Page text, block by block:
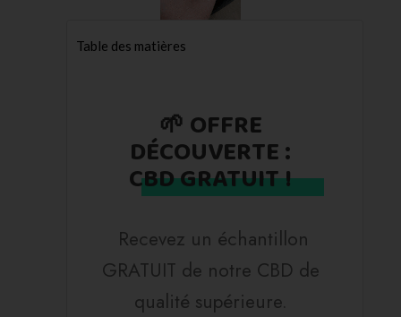
Table des matières
🌱 OFFRE
DÉCOUVERTE :
CBD GRATUIT !
Recevez un échantillon
GRATUIT de notre CBD de
qualité supérieure.